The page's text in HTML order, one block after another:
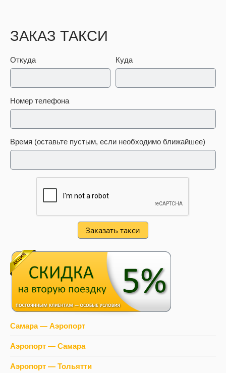
ЗАКАЗ ТАКСИ
Откуда Куда
Номер телефона
Время (оставьте пустым, если необходимо ближайшее)
Заказать такси
Самара — Аэропорт
Аэропорт — Самара
Аэропорт — Тольятти